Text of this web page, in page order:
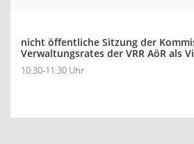
nicht öffentliche Sitzung der
Verwaltungsrates der VRR AöR als
10:30-11:30 Uhr